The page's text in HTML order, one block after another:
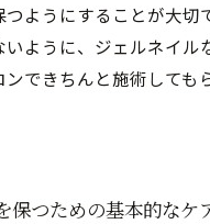
つようにすることが大切
ように、ジェルネイル
ンできちんと施術しても
保つための基本的なケ